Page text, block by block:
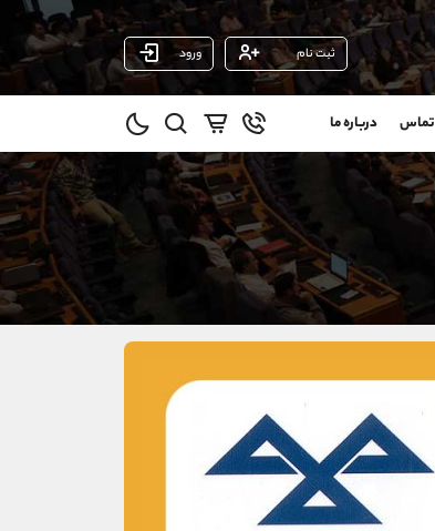
ثبت نام ورود
تماس درباره ما
(ایمان پوراسماعیلی)
09927779040
واتساپ شروع گفتگو
تلگرام @Armteam_admin_por
021-22021030
90001030
@alireza.mehrabii
@alirezamehrabi_com
@alirezamehrabi_official